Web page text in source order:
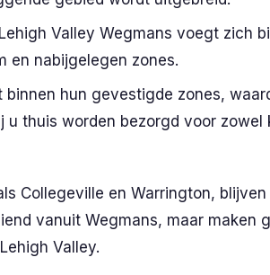
Valley Wegmans voegt zich
en nabijgelegen zones.
binnen hun gevestigde zones,
u thuis worden bezorgd voor zowel
Collegeville en Warrington,
vanuit Wegmans, maar maken
Valley.